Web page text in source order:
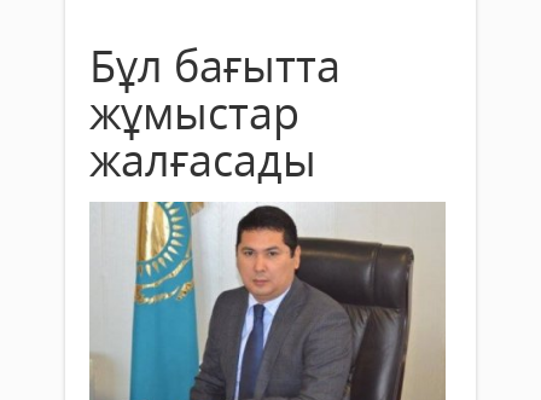
Бұл бағытта
жұмыстар
жалғасады